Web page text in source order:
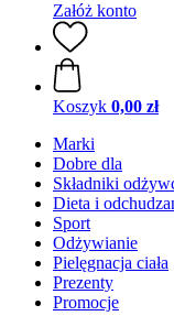
Załóż konto
Koszyk 0,00 zł
Marki
Dobre dla
Składniki
Dieta i
Sport
Odżywianie
Pielęgnacja ciała
Prezenty
Promocje